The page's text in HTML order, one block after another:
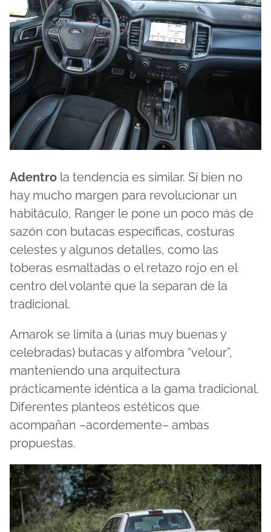
Adentro la tendencia es similar. Si bien no
hay mucho margen para revolucionar un
habitáculo, Ranger le pone un poco más de
sazón con butacas específicas, costuras
celestes y algunos detalles, como las
toberas esmaltadas o el retazo rojo en el
centro del volante que la separan de la
tradicional.
Amarok se limita a (unas muy buenas y
celebradas) butacas y alfombra “velour”,
manteniendo una arquitectura
prácticamente idéntica a la gama tradicional.
Diferentes planteos estéticos que
acompañan –acordemente– ambas
propuestas.